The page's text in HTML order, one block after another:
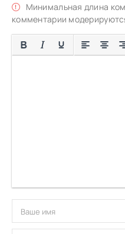
Минимальная длина
комментарии